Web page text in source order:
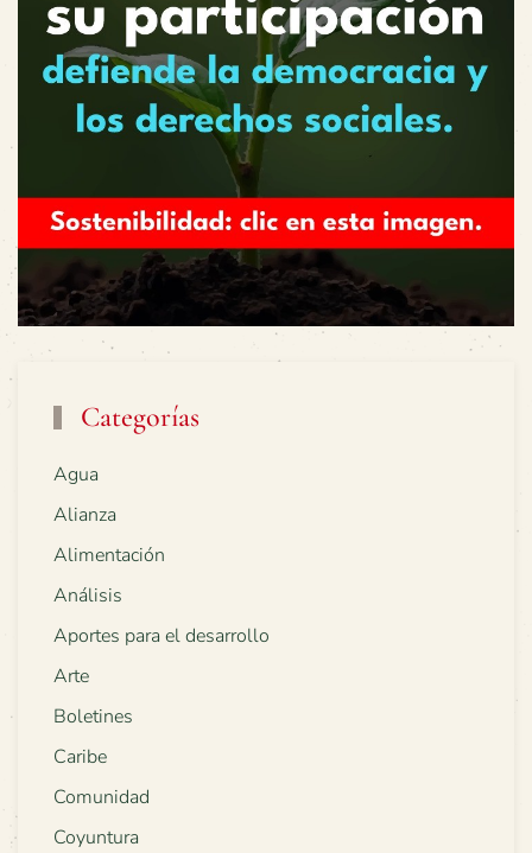
Categorías
Agua
Alianza
Alimentación
Análisis
Aportes para el desarrollo
Arte
Boletines
Caribe
Comunidad
Coyuntura